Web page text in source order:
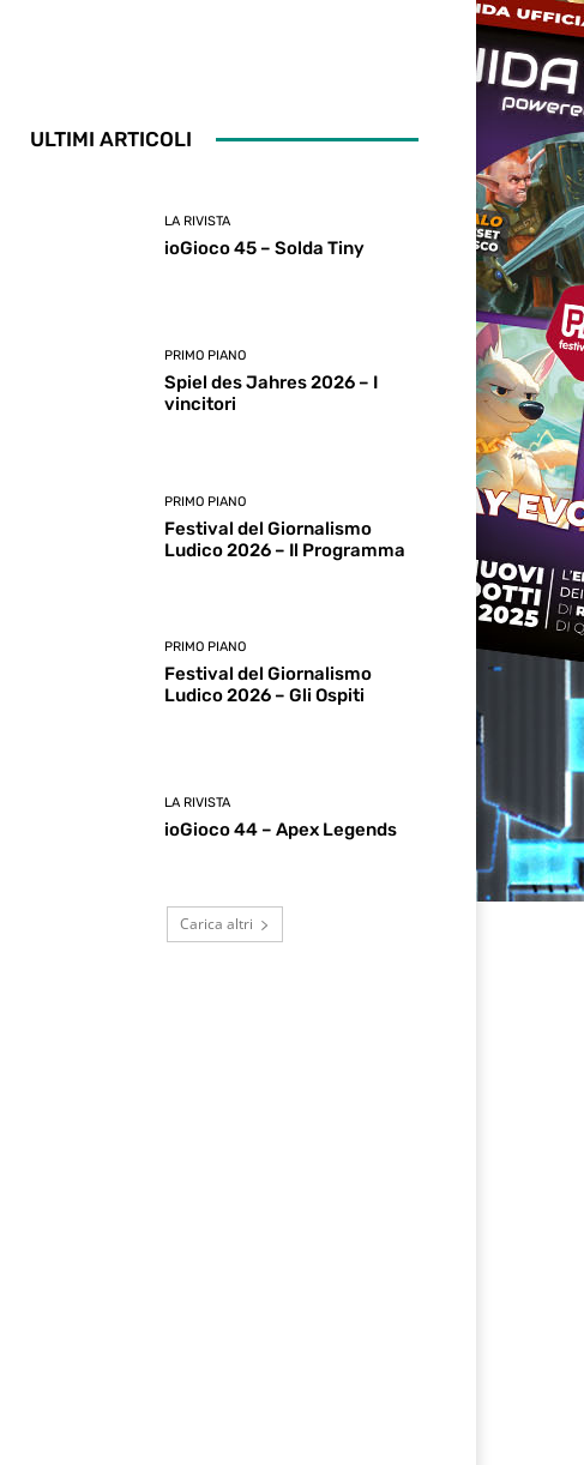
ULTIMI ARTICOLI
LA RIVISTA
ioGioco 45 – Solda Tiny
PRIMO PIANO
Spiel des Jahres 2026 – I
vincitori
PRIMO PIANO
Festival del Giornalismo
Ludico 2026 – Il Programma
PRIMO PIANO
Festival del Giornalismo
Ludico 2026 – Gli Ospiti
LA RIVISTA
ioGioco 44 – Apex Legends
Carica altri